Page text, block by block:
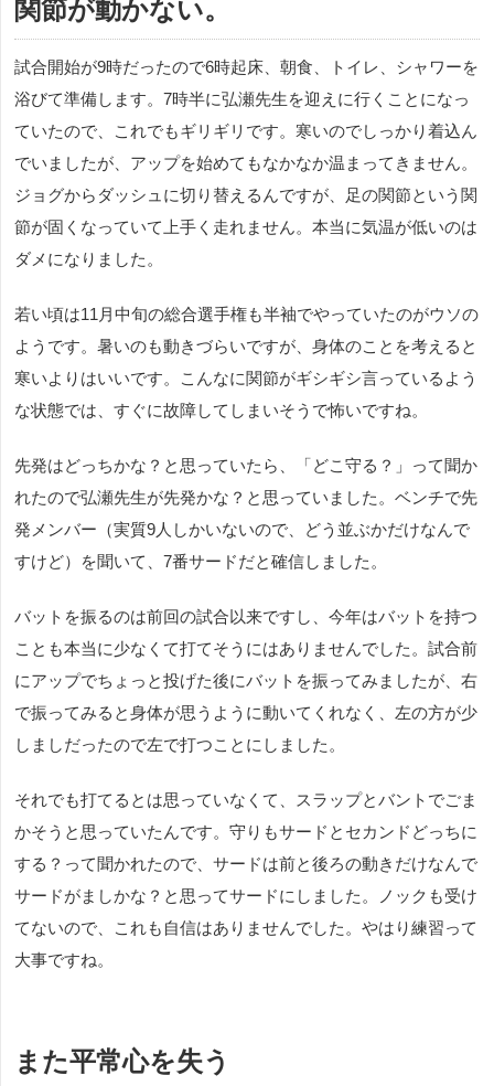
関節が動かない。
試合開始が9時だったので6時起床、朝食、トイレ、シャワーを
浴びて準備します。7時半に弘瀬先生を迎えに行くことになっ
ていたので、これでもギリギリです。寒いのでしっかり着込ん
でいましたが、アップを始めてもなかなか温まってきません。
ジョグからダッシュに切り替えるんですが、足の関節という関
節が固くなっていて上手く走れません。本当に気温が低いのは
ダメになりました。
若い頃は11月中旬の総合選手権も半袖でやっていたのがウソの
ようです。暑いのも動きづらいですが、身体のことを考えると
寒いよりはいいです。こんなに関節がギシギシ言っているよう
な状態では、すぐに故障してしまいそうで怖いですね。
先発はどっちかな？と思っていたら、「どこ守る？」って聞か
れたので弘瀬先生が先発かな？と思っていました。ベンチで先
発メンバー（実質9人しかいないので、どう並ぶかだけなんで
すけど）を聞いて、7番サードだと確信しました。
バットを振るのは前回の試合以来ですし、今年はバットを持つ
ことも本当に少なくて打てそうにはありませんでした。試合前
にアップでちょっと投げた後にバットを振ってみましたが、右
で振ってみると身体が思うように動いてくれなく、左の方が少
しましだったので左で打つことにしました。
それでも打てるとは思っていなくて、スラップとバントでごま
かそうと思っていたんです。守りもサードとセカンドどっちに
する？って聞かれたので、サードは前と後ろの動きだけなんで
サードがましかな？と思ってサードにしました。ノックも受け
てないので、これも自信はありませんでした。やはり練習って
大事ですね。
また平常心を失う